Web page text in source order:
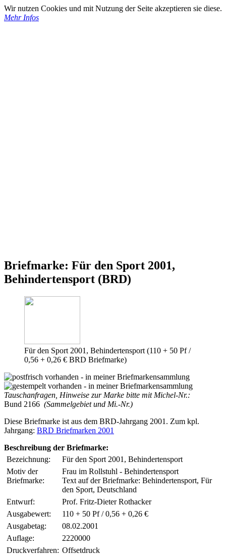
Wir nutzen Cookies und mit Nutzung der Seite akzeptieren sie diese.
Mehr Infos
Briefmarke: Für den Sport 2001,
Behindertensport (BRD)
Für den Sport 2001, Behindertensport (110 + 50 Pf /
0,56 + 0,26 € BRD Briefmarke)
Tauschanfragen, Hinweise zur Marke bitte mit Michel-Nr.:
Bund 2166 (Sammelgebiet und Mi.-Nr.)
Diese Briefmarke ist aus dem BRD-Jahrgang 2001. Zum kpl.
Jahrgang: BRD Briefmarken 2001
Beschreibung der Briefmarke:
Bezeichnung:
Für den Sport 2001, Behindertensport
Motiv der
Briefmarke:
Frau im Rollstuhl - Behindertensport
Text auf der Briefmarke: Behindertensport, Für
den Sport, Deutschland
Entwurf:
Prof. Fritz-Dieter Rothacker
Ausgabewert:
110 + 50 Pf / 0,56 + 0,26 €
Ausgabetag:
08.02.2001
Auflage:
2220000
Druckverfahren: Offsetdruck